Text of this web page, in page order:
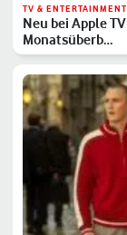
TV & ENTERTAINMENT
Neu bei Apple
Monatsüberb…